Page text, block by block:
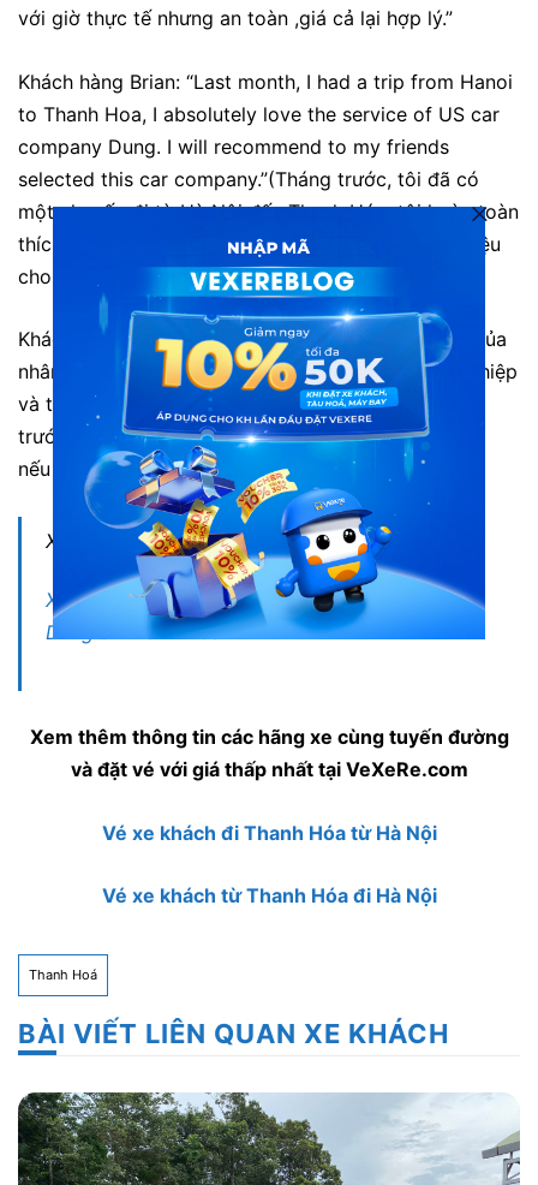
với giờ thực tế nhưng an toàn ,giá cả lại hợp lý.”
Khách hàng Brian: “Last month, I had a trip from Hanoi
to Thanh Hoa, I absolutely love the service of US car
company Dung. I will recommend to my friends
selected this car company.”(Tháng trước, tôi đã có
một chuyến đi từ Hà Nội đến Thanh Hóa, tôi hoàn toàn
thích dịch vụ của công ty Hoa Dũng. Tôi sẽ giới thiệu
cho bạn bè của tôi đã chọn công ty ô tô này.)
Khách hàng Lương: “Tôi rất thích cách nói chuyện của
nhân viên khi tôi gọi điện đặt vé. Họ rất chuyên nghiệp
và tận tình, hỏi kỹ thông tin và liên hệ nhắc nhở tôi
trước ngày khởi hành. Tôi sẽ luôn ủng hộ Hoa Dũng
nếu có nhu cầu đi từ Thanh Hóa đến Hà Nội”
Xem thêm:
Xe giường nằm đi Thanh Hóa: Review xe Hoa
Dũng đi Thanh Hóa
Xem thêm thông tin các hãng xe cùng tuyến đường
và đặt vé với giá thấp nhất tại VeXeRe.com
Vé xe khách đi Thanh Hóa từ Hà Nội
Vé xe khách từ Thanh Hóa đi Hà Nội
Thanh Hoá
BÀI VIẾT LIÊN QUAN XE KHÁCH